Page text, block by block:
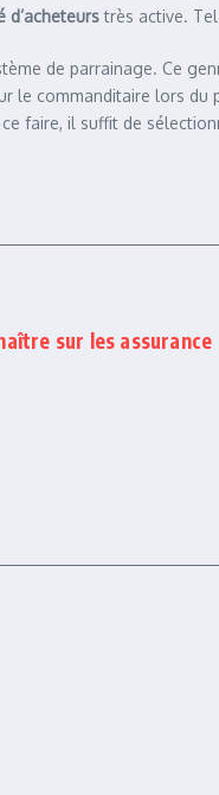
d’acheteurstrès active.
de parrainage. Ce
le commanditaire lors
faire, il suffit de
sur les assurance